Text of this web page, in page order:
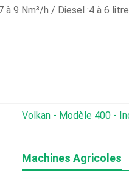
à 9 Nm³/h / Diesel :4 à 6
Volkan - Modèle 400 -
Machines Agricoles